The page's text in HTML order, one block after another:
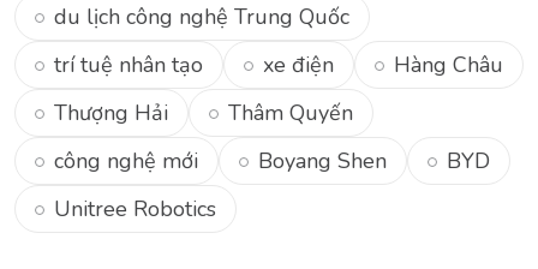
du lịch công nghệ Trung Quốc
trí tuệ nhân tạo
xe điện
Hàng Châu
Thượng Hải
Thâm Quyến
công nghệ mới
Boyang Shen
BYD
Unitree Robotics